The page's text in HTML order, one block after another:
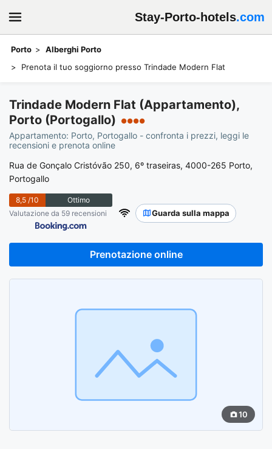
Stay-Porto-hotels.com
Porto
Alberghi Porto
Prenota il tuo soggiorno presso Trindade Modern Flat
Trindade Modern Flat (Appartamento),
Porto (Portogallo)
●●●●
Appartamento: Porto, Portogallo - confronta i prezzi, leggi le
recensioni e prenota online
Rua de Gonçalo Cristóvão 250, 6º traseiras, 4000-265 Porto,
Portogallo
8,5/10
Ottimo
Valutazione da 59 recensioni
Guarda sulla mappa
Prenotazione online
10